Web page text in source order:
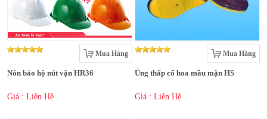
Mua Hàng
Nón bảo hộ nút vặn HR36
Giá : Liên Hệ
Mua Hàng
Ủng thấp cổ hoa mầu mận HS
Giá : Liên Hệ